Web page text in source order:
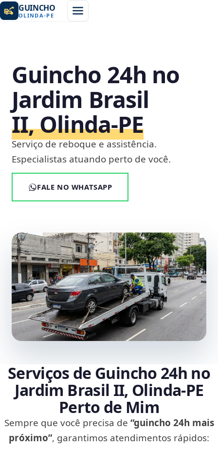
GUINCHO
OLINDA-PE
Guincho 24h no
Jardim Brasil
II, Olinda‑PE
Serviço de reboque e assistência.
Especialistas atuando perto de você.
FALE NO WHATSAPP
Serviços de Guincho 24h no
Jardim Brasil II, Olinda‑PE
Perto de Mim
Sempre que você precisa de “guincho 24h mais
próximo”, garantimos atendimentos rápidos: